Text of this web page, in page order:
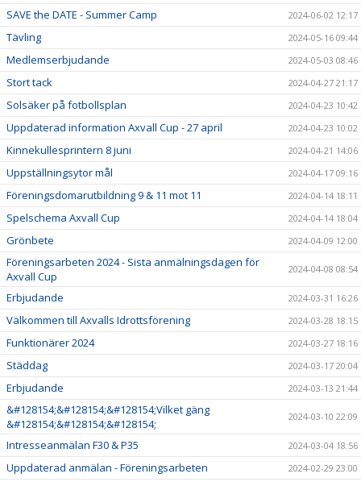
SAVE the DATE - Summer Camp 2024-06-02 12:17
Tävling 2024-05-16 09:44
Medlemserbjudande 2024-05-03 08:46
Stort tack 2024-04-27 21:17
Solsäker på fotbollsplan 2024-04-23 10:42
Uppdaterad information Axvall Cup - 27 april 2024-04-23 10:02
Kinnekullesprintern 8 juni 2024-04-21 14:06
Uppställningsytor mål 2024-04-17 09:16
Föreningsdomarutbildning 9 & 11 mot 11 2024-04-14 18:11
Spelschema Axvall Cup 2024-04-14 18:04
Grönbete 2024-04-09 12:00
Föreningsarbeten 2024 - Sista anmälningsdagen för
Axvall Cup
2024-04-08 08:54
Erbjudande 2024-03-31 16:26
Välkommen till Axvalls Idrottsförening 2024-03-28 18:15
Funktionärer 2024 2024-03-27 18:16
Städdag 2024-03-17 20:04
Erbjudande 2024-03-13 21:44
&#128154;&#128154;&#128154;Vilket gäng
&#128154;&#128154;&#128154;
2024-03-10 22:09
Intresseanmälan F30 & P35 2024-03-04 18:56
Uppdaterad anmälan - Föreningsarbeten 2024-02-29 23:00